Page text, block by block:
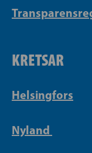
KRETSAR
Helsingfors
Nyland